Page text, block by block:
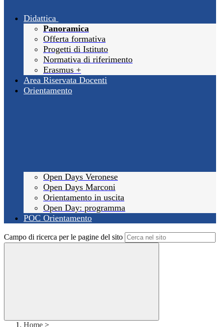
Didattica
Panoramica
Offerta formativa
Progetti di Istituto
Normativa di riferimento
Erasmus +
Area Riservata Docenti
Orientamento
Open Days Veronese
Open Days Marconi
Orientamento in uscita
Open Day: programma
POC Orientamento
Campo di ricerca per le pagine del sito
Home >